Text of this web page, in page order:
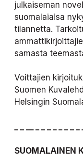
julkaiseman
suomalaiaisa
tilannetta.
samasta
Voittajien
Suomen
Helsingin
SUOMALAINEN